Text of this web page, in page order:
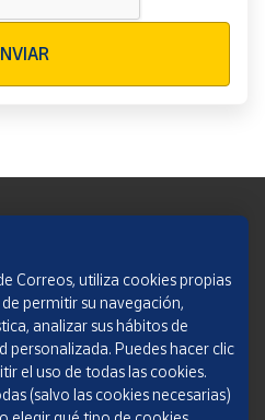
Correos, utiliza cookies propias
permitir su navegación,
analizar sus hábitos de
personalizada. Puedes hacer clic
el uso de todas las cookies.
(salvo las cookies necesarias)